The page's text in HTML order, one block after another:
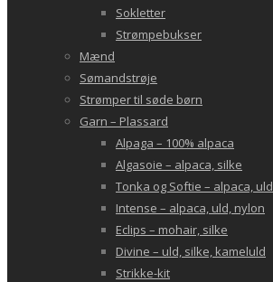
Sokletter
Strømpebukser
Mænd
Sømandstrøje
Strømper til søde børn
Garn – Plassard
Alpaga – 100% alpaca
Algasoie – alpaca, silke
Tonka og Softie – alpaca, uld
Intense – alpaca, uld, nylon
Eclips – mohair, silke
Divine – uld, silke, kameluld
Strikke-kit